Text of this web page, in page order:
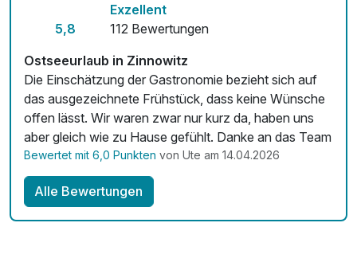
5,8
Exzellent
112 Bewertungen
Ostseeurlaub in Zinnowitz
Die Einschätzung der Gastronomie bezieht sich auf
das ausgezeichnete Frühstück, dass keine Wünsche
offen lässt. Wir waren zwar nur kurz da, haben uns
aber gleich wie zu Hause gefühlt. Danke an das Team
Bewertet mit 6,0 Punkten von Ute am 14.04.2026
Alle Bewertungen